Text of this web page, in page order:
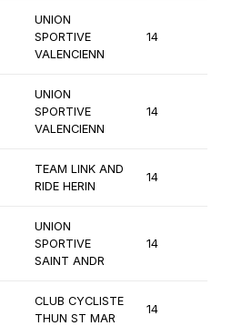
UNION
SPORTIVE
VALENCIENN
14
UNION
SPORTIVE
VALENCIENN
14
TEAM LINK AND
RIDE HERIN
14
UNION
SPORTIVE
SAINT ANDR
14
CLUB CYCLISTE
THUN ST MAR
14